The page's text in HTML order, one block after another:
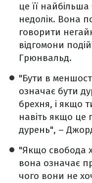
це її
недолік. Вона
говорити
відгомони
Грюнвальд.
"Бути в
означає бути
брехня, і якщо
навіть якщо це
дурень", –
"Якщо свобода
вона означає
чого вони не